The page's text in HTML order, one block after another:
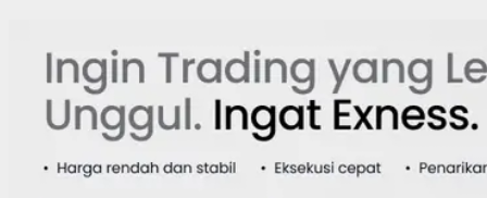
HOME
FILTER
BERITA
BIODATA
CERITA
CERPEN
EKSKLUSIF
FOTO
VIDEO
MORE